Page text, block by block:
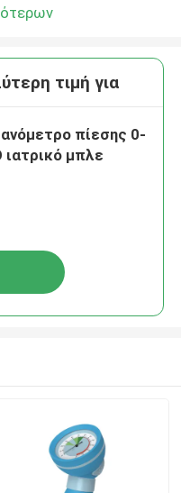
τιμή για
πίεσης 0-
ιατρικό μπλε